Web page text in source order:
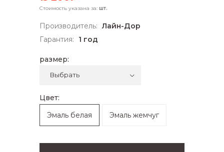
Стоимость указана за: шт.
Производитель: Лайн-Дор
Гарантия:
1 год
размер:
Цвет:
Эмаль белая
Эмаль жемчуг